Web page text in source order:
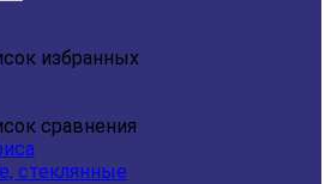
избранных
сравнения
стеклянные